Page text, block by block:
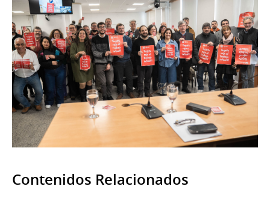
Contenidos Relacionados